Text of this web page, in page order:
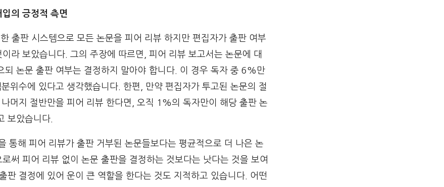
의 긍정적 측면
출판 시스템으로 모든 논문을 피어 리뷰 하지만 편집자가 출판 여부
라 보았습니다. 그의 주장에 따르면, 피어 리뷰 보고서는 논문에 대
되 논문 출판 여부는 결정하지 말아야 합니다. 이 경우 독자 중 6%만
위수에 있다고 생각했습니다. 한편, 만약 편집자가 투고된 논문의 절
머지 절반만을 피어 리뷰 한다면, 오직 1%의 독자만이 해당 출판 논
보았습니다.
통해 피어 리뷰가 출판 거부된 논문들보다는 평균적으로 더 나은 논
써 피어 리뷰 없이 논문 출판을 결정하는 것보다는 낫다는 것을 보여
판 결정에 있어 운이 큰 역할을 한다는 것도 지적하고 있습니다. 어떤